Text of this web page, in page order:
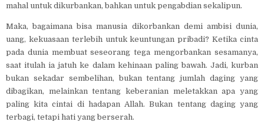
mahal untuk dikurbankan, bahkan untuk pengabdian sekalipun.
Maka, bagaimana bisa manusia dikorbankan demi ambisi dunia,
uang, kekuasaan terlebih untuk keuntungan pribadi? Ketika cinta
pada dunia membuat seseorang tega mengorbankan sesamanya,
saat itulah ia jatuh ke dalam kehinaan paling bawah. Jadi, kurban
bukan sekadar sembelihan, bukan tentang jumlah daging yang
dibagikan, melainkan tentang keberanian meletakkan apa yang
paling kita cintai di hadapan Allah. Bukan tentang daging yang
terbagi, tetapi hati yang berserah.